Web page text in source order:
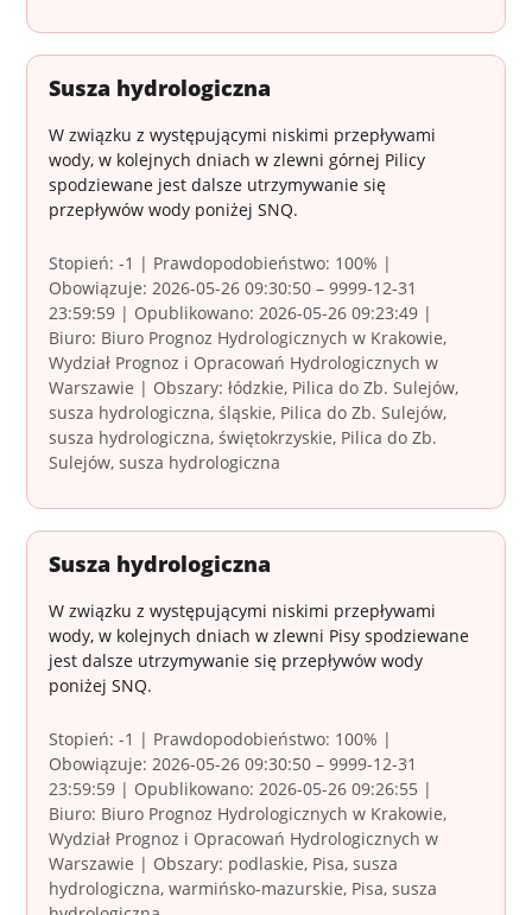
Susza hydrologiczna
W związku z występującymi niskimi przepływami
wody, w kolejnych dniach w zlewni górnej Pilicy
spodziewane jest dalsze utrzymywanie się
przepływów wody poniżej SNQ.
Stopień: -1 | Prawdopodobieństwo: 100% |
Obowiązuje: 2026-05-26 09:30:50 – 9999-12-31
23:59:59 | Opublikowano: 2026-05-26 09:23:49 |
Biuro: Biuro Prognoz Hydrologicznych w Krakowie,
Wydział Prognoz i Opracowań Hydrologicznych w
Warszawie | Obszary: łódzkie, Pilica do Zb. Sulejów,
susza hydrologiczna, śląskie, Pilica do Zb. Sulejów,
susza hydrologiczna, świętokrzyskie, Pilica do Zb.
Sulejów, susza hydrologiczna
Susza hydrologiczna
W związku z występującymi niskimi przepływami
wody, w kolejnych dniach w zlewni Pisy spodziewane
jest dalsze utrzymywanie się przepływów wody
poniżej SNQ.
Stopień: -1 | Prawdopodobieństwo: 100% |
Obowiązuje: 2026-05-26 09:30:50 – 9999-12-31
23:59:59 | Opublikowano: 2026-05-26 09:26:55 |
Biuro: Biuro Prognoz Hydrologicznych w Krakowie,
Wydział Prognoz i Opracowań Hydrologicznych w
Warszawie | Obszary: podlaskie, Pisa, susza
hydrologiczna, warmińsko-mazurskie, Pisa, susza